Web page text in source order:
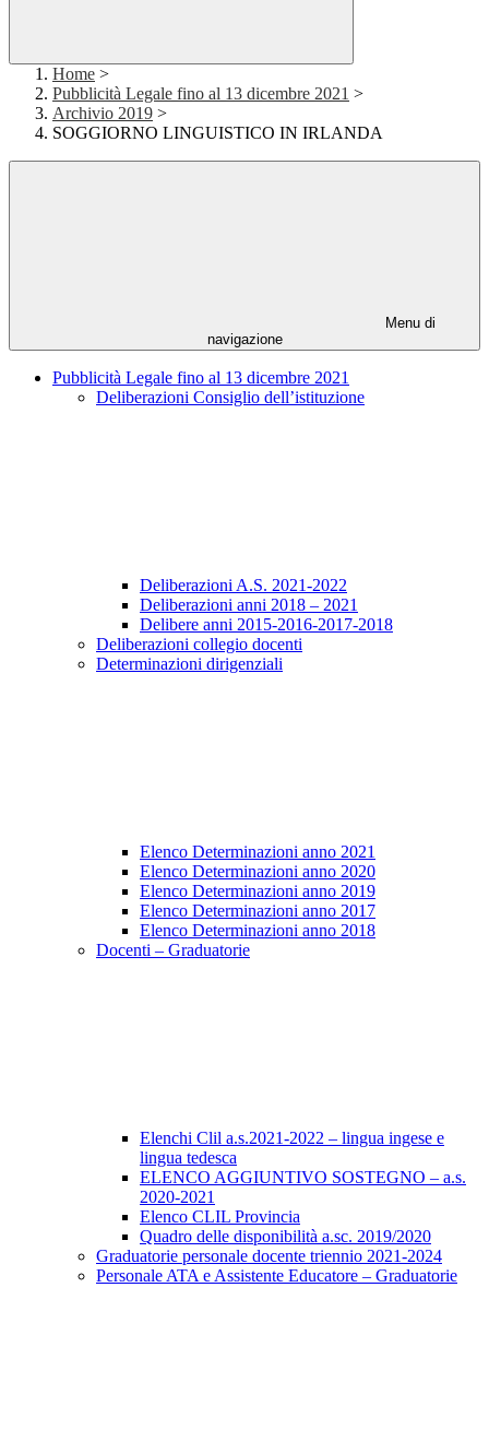
Home >
Pubblicità Legale fino al 13 dicembre 2021 >
Archivio 2019 >
SOGGIORNO LINGUISTICO IN IRLANDA
Menu di
navigazione
Pubblicità Legale fino al 13 dicembre 2021
Deliberazioni Consiglio dell’istituzione
Deliberazioni A.S. 2021-2022
Deliberazioni anni 2018 – 2021
Delibere anni 2015-2016-2017-2018
Deliberazioni collegio docenti
Determinazioni dirigenziali
Elenco Determinazioni anno 2021
Elenco Determinazioni anno 2020
Elenco Determinazioni anno 2019
Elenco Determinazioni anno 2017
Elenco Determinazioni anno 2018
Docenti – Graduatorie
Elenchi Clil a.s.2021-2022 – lingua ingese e
lingua tedesca
ELENCO AGGIUNTIVO SOSTEGNO – a.s.
2020-2021
Elenco CLIL Provincia
Quadro delle disponibilità a.sc. 2019/2020
Graduatorie personale docente triennio 2021-2024
Personale ATA e Assistente Educatore – Graduatorie